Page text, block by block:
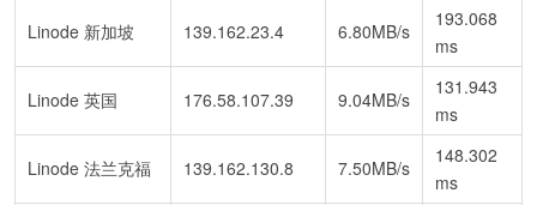
Linode 新加坡 139.162.23.4 6.80MB/s
193.068
ms
Linode 英国 176.58.107.39 9.04MB/s
131.943
ms
Linode 法兰克福 139.162.130.8 7.50MB/s
148.302
ms